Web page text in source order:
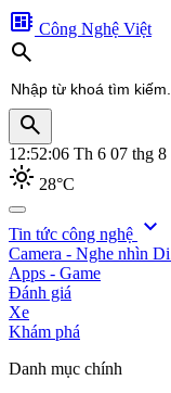
developer_board Công Nghệ Việt
search
search
12:52:08 Th 6 07 thg 8
light_mode 28°C
search
Tin tức công nghệ expand_more
Camera - Nghe nhìn
Apps - Game
Đánh giá
Xe
Khám phá
Danh mục chính